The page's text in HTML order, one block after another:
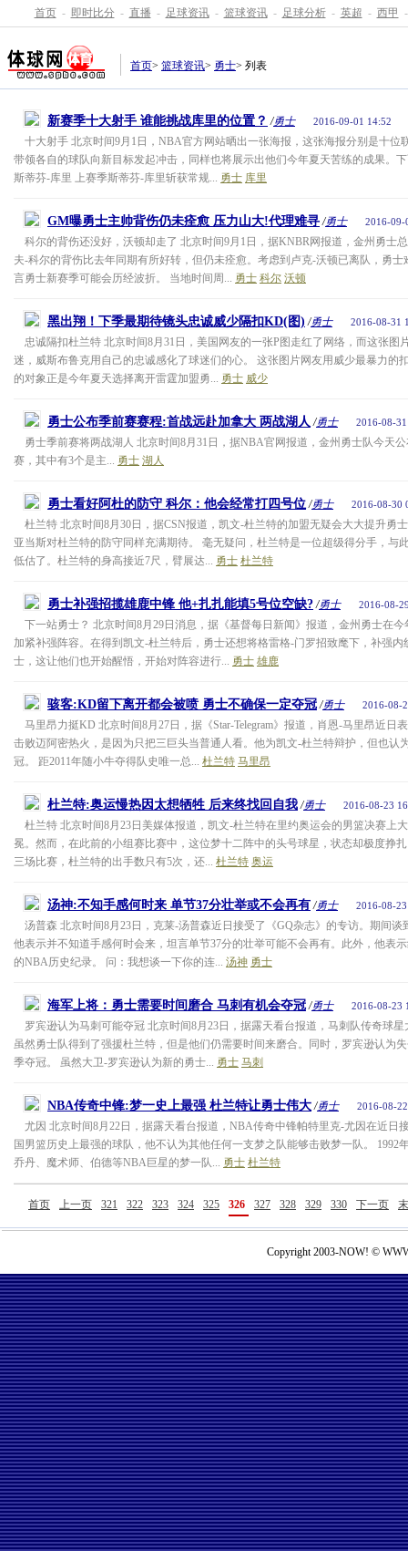
首页 - 即时比分 - 直播 - 足球资讯 - 篮球资讯 - 足球分析 - 英超 - 西甲 -
首页> 篮球资讯> 勇士> 列表
新赛季十大射手 谁能挑战库里的位置？ /勇士 2016-09-01 14:52
十大射手 北京时间9月1日，NBA官方网站晒出一张海报，这张海报分别是十位
带领各自的球队向新目标发起冲击，同样也将展示出他们今年夏天苦练的成果。
斯蒂芬-库里 上赛季斯蒂芬-库里斩获常规... 勇士 库里
GM曝勇士主帅背伤仍未痊愈 压力山大!代理难寻 /勇士 2016-09-
科尔的背伤还没好，沃顿却走了 北京时间9月1日，据KNBR网报道，金州勇士
夫-科尔的背伤比去年同期有所好转，但仍未痊愈。考虑到卢克-沃顿已离队，勇
言勇士新赛季可能会历经波折。 当地时间周... 勇士 科尔 沃顿
黑出翔！下季最期待镜头忠诚威少隔扣KD(图) /勇士 2016-08-31
忠诚隔扣杜兰特 北京时间8月31日，美国网友的一张P图走红了网络，而这张图
迷，威斯布鲁克用自己的忠诚感化了球迷们的心。 这张图片网友用威少最暴力的
的对象正是今年夏天选择离开雷霆加盟勇... 勇士 威少
勇士公布季前赛赛程:首战远赴加拿大 两战湖人 /勇士 2016-08-
勇士季前赛将两战湖人 北京时间8月31日，据NBA官网报道，金州勇士队今天
赛，其中有3个是主... 勇士 湖人
勇士看好阿杜的防守 科尔：他会经常打四号位 /勇士 2016-08-30
杜兰特 北京时间8月30日，据CSN报道，凯文-杜兰特的加盟无疑会大大提升勇
亚当斯对杜兰特的防守同样充满期待。 毫无疑问，杜兰特是一位超级得分手，与
低估了。杜兰特的身高接近7尺，臂展达... 勇士 杜兰特
勇士补强招揽雄鹿中锋 他+扎扎能填5号位空缺? /勇士 2016-08-
下一站勇士？ 北京时间8月29日消息，据《基督每日新闻》报道，金州勇士在
加紧补强阵容。在得到凯文-杜兰特后，勇士还想将格雷格-门罗招致麾下，补强
士，这让他们也开始醒悟，开始对阵容进行... 勇士 雄鹿
骇客:KD留下离开都会被喷 勇士不确保一定夺冠 /勇士 2016-08-
马里昂力挺KD 北京时间8月27日，据《Star-Telegram》报道，肖恩-马里昂近日
击败迈阿密热火，是因为只把三巨头当普通人看。他为凯文-杜兰特辩护，但也认
冠。 距2011年随小牛夺得队史唯一总... 杜兰特 马里昂
杜兰特:奥运慢热因太想牺牲 后来终找回自我 /勇士 2016-08-23
杜兰特 北京时间8月23日美媒体报道，凯文-杜兰特在里约奥运会的男篮决赛上
冕。然而，在此前的小组赛比赛中，这位梦十二阵中的头号球星，状态却极度挣
三场比赛，杜兰特的出手数只有5次，还... 杜兰特 奥运
汤神:不知手感何时来 单节37分壮举或不会再有 /勇士 2016-08-
汤普森 北京时间8月23日，克莱-汤普森近日接受了《GQ杂志》的专访。期间谈
他表示并不知道手感何时会来，坦言单节37分的壮举可能不会再有。此外，他表
的NBA历史纪录。 问：我想谈一下你的连... 汤神 勇士
海军上将：勇士需要时间磨合 马刺有机会夺冠 /勇士 2016-08-23
罗宾逊认为马刺可能夺冠 北京时间8月23日，据露天看台报道，马刺队传奇球
虽然勇士队得到了强援杜兰特，但是他们仍需要时间来磨合。同时，罗宾逊认为
季夺冠。 虽然大卫-罗宾逊认为新的勇士... 勇士 马刺
NBA传奇中锋:梦一史上最强 杜兰特让勇士伟大 /勇士 2016-08-
尤因 北京时间8月22日，据露天看台报道，NBA传奇中锋帕特里克-尤因在近日
国男篮历史上最强的球队，他不认为其他任何一支梦之队能够击败梦一队。 1992
乔丹、魔术师、伯德等NBA巨星的梦一队... 勇士 杜兰特
首页 上一页 321 322 323 324 325 326 327 328 329 330 下一页
Copyright 2003-NOW! ©